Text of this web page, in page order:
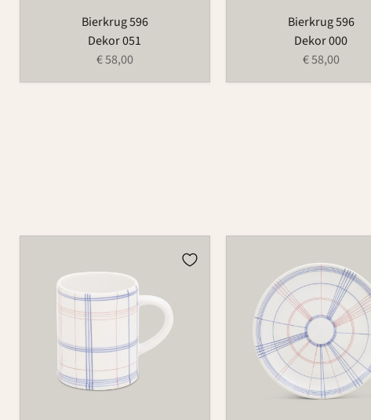
Bierkrug 596
Dekor 051
€ 58,00
Bierkrug 596
Dekor 000
€ 58,00